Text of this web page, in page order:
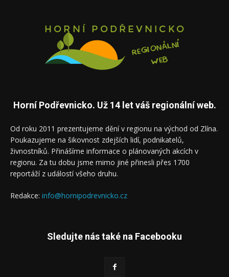
Horní Podřevnicko. Už 14 let váš regionální web.
Od roku 2011 prezentujeme dění v regionu na východ od Zlína.
Poukazujeme na šikovnost zdejších lidí, podnikatelů,
živnostníků. Přinášíme informace o plánovaných akcích v
regionu. Za tu dobu jsme mimo jiné přinesli přes 1700
reportáží z událostí všeho druhu.
Redakce: info@hornipodrevnicko.cz
Sledujte nás také na Facebooku